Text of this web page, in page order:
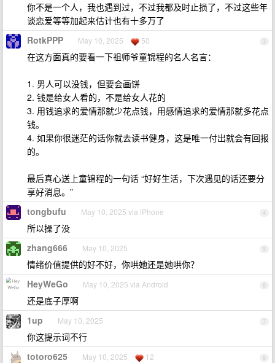
你不是一个人，我也遇到过，不过我都及时止损了，不过这些年
谈恋爱等等加起来估计也有十多万了
3
RotkPPP May 10, 2025 50
在这方面真的要看一下祖师爷童锦程的名人名言：
1. 男人可以没钱，但要会画饼
2. 钱是给女人看的，不是给女人花的
3. 用钱追求的爱情那就少花点钱，用感情追求的爱情那就多花点
钱。
4. 如果你很迷茫的话你就去读书健身，这是唯一付出就会有回报
的。
最后真心送上童锦程的一句话 “好好生活，下次遇见的话还要分
享好消息。”
4
tongbufu May 10, 2025 via iPhone
所以操了没
5
zhang666 May 10, 2025
情绪价值提供的好不好，你哄她还是她哄你？
6
HeyWeGo May 10, 2025 via Android
还是底子厚啊
7
1up May 10, 2025
你这提示词不行
8
totoro625 May 10, 2025 12